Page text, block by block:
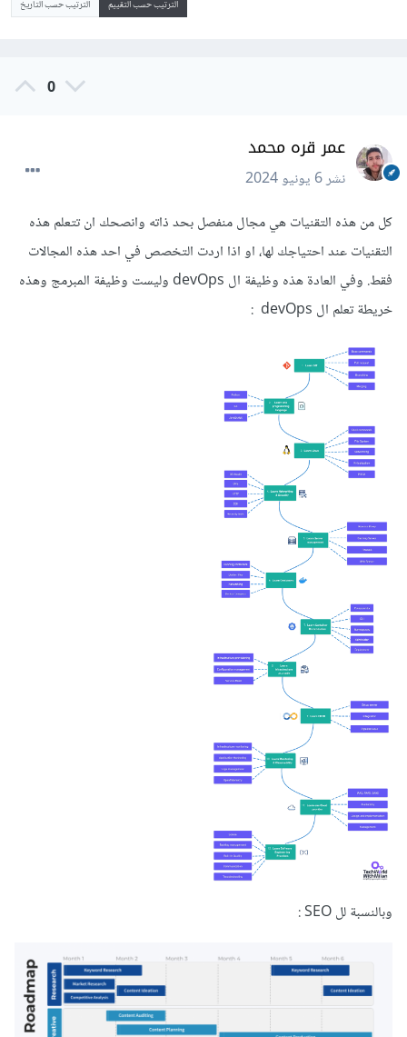
الترتيب حسب التقييم الترتيب حسب التاريخ
0
عمر قره محمد
نشر6 يونيو 2024
كل من هذه التقنيات هي مجال منفصل بحد ذاته وانصحك ان تتعلم هذه
التقنيات عند احتياجك لها، او اذا اردت التخصص في احد هذه المجالات
فقط. وفي العادة هذه وظيفة ال devOps وليست وظيفة المبرمج وهذه
خريطة تعلم ال devOps
وبالنسبة لل SEO